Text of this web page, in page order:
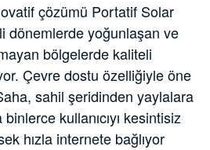
çözümü Portatif Solar
dönemlerde yoğunlaşan ve
bölgelerde kaliteli
Çevre dostu özelliğiyle öne
sahil şeridinden yaylalara
kullanıcıyı kesintisiz
hızla internete bağlıyor